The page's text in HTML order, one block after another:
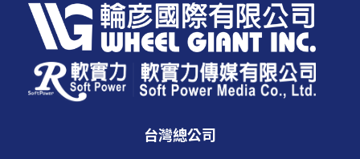
台灣總公司